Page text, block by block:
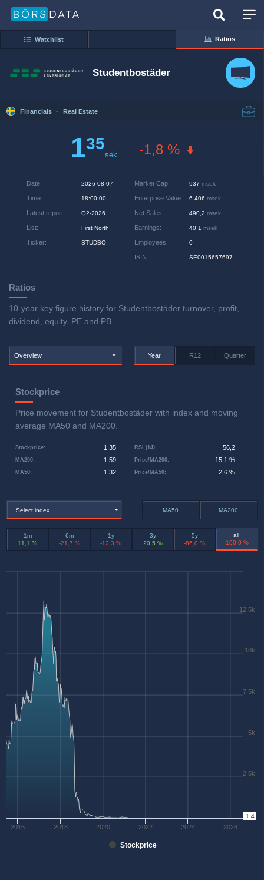
Watchlist Ratios
Studentbostäder
Financials · Real Estate
135
sek -1,8 %
Date: 2026-08-07
Time: 18:00:00
Latest report: Q2-2026
List: First North
Ticker: STUDBO
Market Cap: 937 msek
Enterprise Value: 6 406 msek
Net Sales: 490,2 msek
Earnings: 40,1 msek
Employees: 0
ISIN: SE0015657697
Ratios
10-year key figure history for Studentbostäder turnover, profit,
dividend, equity, PE and PB.
Overview Year R12 Quarter
Stockprice
Price movement for Studentbostäder with index and moving
average MA50 and MA200.
Stockprice: 1,35
MA50: 1,32
MA200: 1,59 Price/MA200: -15,1 %
RSI (14): 56,2
Price/MA50: 2,6 %
Select index MA50 MA200
1m
11,1 %
6m
-21,7 %
1y
-12,3 %
3y
20,5 %
5y
-86,0 %
all
-100,0 %
Stockprice
2016 2018 2020 2022 2024 2026
0
2.5k
5k
7.5k
10k
12.5k
1.4